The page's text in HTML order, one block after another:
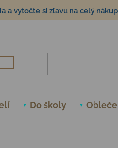
a vytočte si zľavu na celý
Do školy